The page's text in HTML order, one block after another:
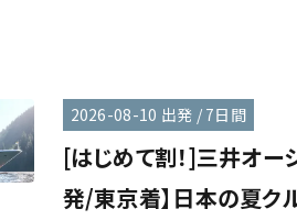
2026-08-10 出発 / 7日間
[はじめて割！]三井オー
発/東京着】日本の夏ク